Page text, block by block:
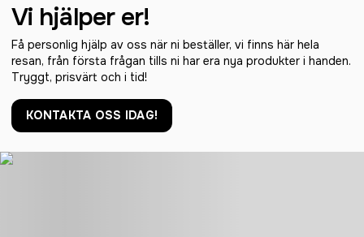
Vi hjälper er!
Få personlig hjälp av oss när ni beställer, vi finns här hela
resan, från första frågan tills ni har era nya produkter i handen.
Tryggt, prisvärt och i tid!
KONTAKTA OSS IDAG!